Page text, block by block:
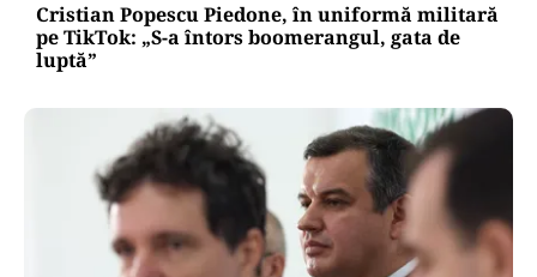
Cristian Popescu Piedone, în uniformă militară
pe TikTok: „S-a întors boomerangul, gata de
luptă”